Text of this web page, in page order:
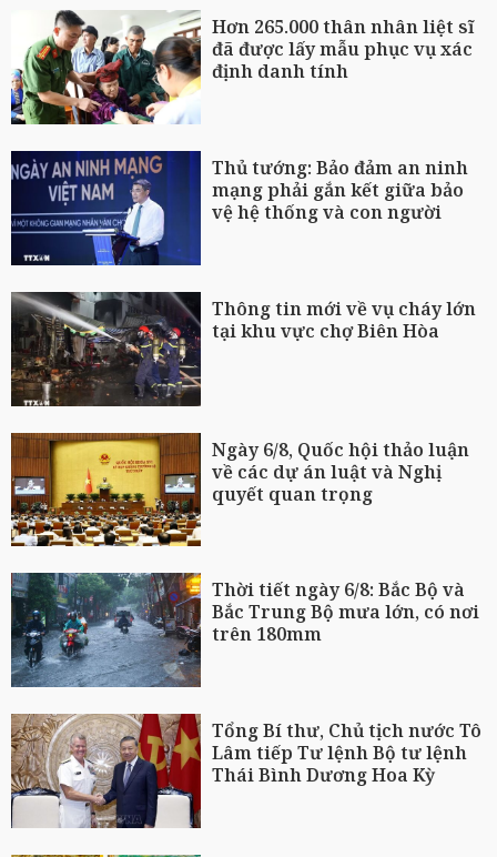
Hơn 265.000 thân nhân liệt sĩ
đã được lấy mẫu phục vụ xác
định danh tính
Thủ tướng: Bảo đảm an ninh
mạng phải gắn kết giữa bảo
vệ hệ thống và con người
Thông tin mới về vụ cháy lớn
tại khu vực chợ Biên Hòa
Ngày 6/8, Quốc hội thảo luận
về các dự án luật và Nghị
quyết quan trọng
Thời tiết ngày 6/8: Bắc Bộ và
Bắc Trung Bộ mưa lớn, có nơi
trên 180mm
Tổng Bí thư, Chủ tịch nước Tô
Lâm tiếp Tư lệnh Bộ tư lệnh
Thái Bình Dương Hoa Kỳ